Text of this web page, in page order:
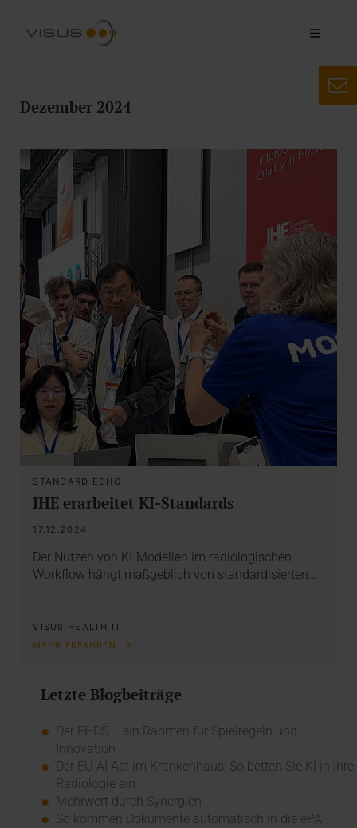
Dezember 2024
STANDARD ECHO
IHE erarbeitet KI-Standards
17.12.2024
Der Nutzen von KI-Modellen im radiologischen
Workflow hängt maßgeblich von standardisierten…
VISUS HEALTH IT
MEHR ERFAHREN
Letzte Blogbeiträge
Der EHDS – ein Rahmen für Spielregeln und
Innovation
Der EU AI Act im Krankenhaus: So betten Sie KI in Ihre
Radiologie ein
Mehrwert durch Synergien
So kommen Dokumente automatisch in die ePA